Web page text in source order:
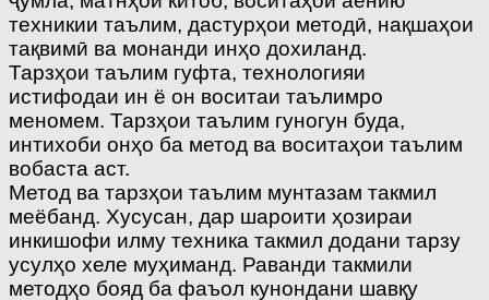
техникии таълим, дастурҳои методӣ, нақшаҳои
тақвимӣ ва монанди инҳо дохиланд.
Тарзҳои таълим гуфта, технологияи
истифодаи ин ё он воситаи таълимро
меномем. Тарзҳои таълим гуногун буда,
интихоби онҳо ба метод ва воситаҳои таълим
вобаста аст.
Метод ва тарзҳои таълим мунтазам такмил
меёбанд. Хусусан, дар шароити ҳозираи
инкишофи илму техника такмил додани тарзу
усулҳо хеле муҳиманд. Раванди такмили
методҳо бояд ба фаъол кунондани шавқу